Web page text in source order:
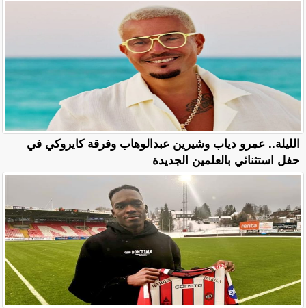
الليلة.. عمرو دياب وشيرين عبدالوهاب وفرقة كايروكي في
حفل استثنائي بالعلمين الجديدة